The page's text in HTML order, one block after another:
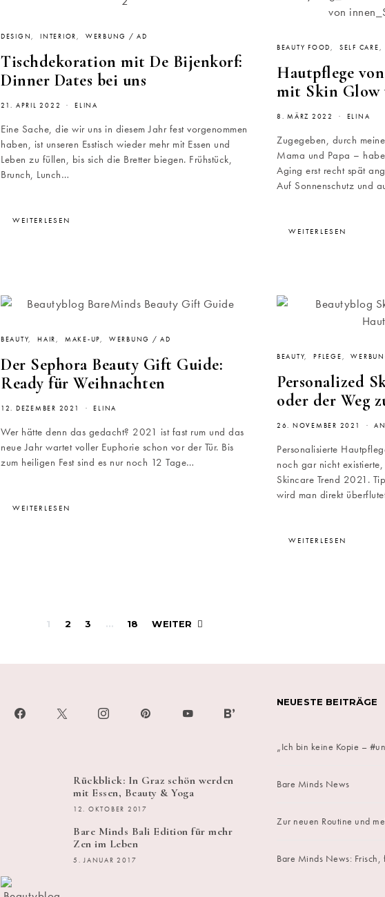
DESIGN INTERIOR WERBUNG / AD
Tischdekoration mit De Bijenkorf:
Dinner Dates bei uns
21. APRIL 2022 ELINA
Eine Sache, die wir uns in diesem Jahr fest vorgenommen
haben, ist unseren Esstisch wieder mehr mit Essen und
Leben zu füllen, bis sich die Bretter biegen. Frühstück,
Brunch, Lunch…
WEITERLESEN
BEAUTY FOOD SELF CARE
Hautpflege
mit Skin Glow
8. MÄRZ 2022 ELINA
Zugegeben, durch
Mama und Papa –
Aging erst recht spät
Auf Sonnenschutz und
WEITERLESEN
BEAUTY HAIR MAKE-UP WERBUNG / AD
Der Sephora Beauty Gift Guide:
Ready für Weihnachten
12. DEZEMBER 2021 ELINA
Wer hätte denn das gedacht? 2021 ist fast rum und das
neue Jahr wartet voller Euphorie schon vor der Tür. Bis
zum heiligen Fest sind es nur noch 12 Tage…
WEITERLESEN
BEAUTY PFLEGE
Personalized
oder der Weg
26. NOVEMBER 2021
Personalisierte
noch gar nicht
Skincare Trend 2021.
wird man direkt
WEITERLESEN
Beitragsnavigation
1 2 3 … 18 WEITER
Rückblick: In Graz schön werden
mit Essen, Beauty & Yoga
12. OKTOBER 2017
Bare Minds Bali Edition für mehr
Zen im Leben
5. JANUAR 2017
NEUESTE BEITRÄGE
„Ich bin keine Kopie –
Bare Minds News
Zur neuen Routine und
Bare Minds News: Frisch,